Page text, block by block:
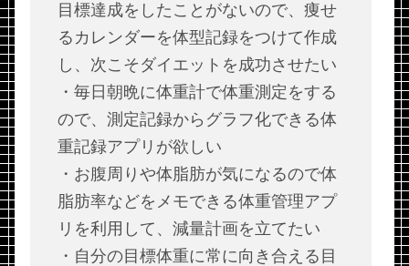
目標達成をしたことがないので、痩せ
るカレンダーを体型記録をつけて作成
し、次こそダイエットを成功させたい
・毎日朝晩に体重計で体重測定をする
ので、測定記録からグラフ化できる体
重記録アプリが欲しい
・お腹周りや体脂肪が気になるので体
脂肪率などをメモできる体重管理アプ
リを利用して、減量計画を立てたい
・自分の目標体重に常に向き合える目